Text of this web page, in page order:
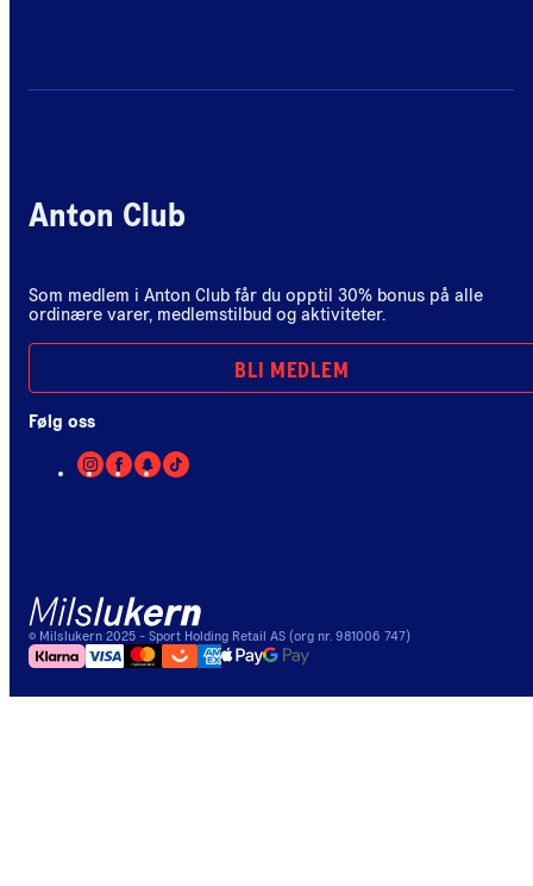
Anton Club
Som medlem i Anton Club får du opptil 30% bonus på alle
ordinære varer, medlemstilbud og aktiviteter.
BLI MEDLEM
Følg oss
© Milslukern 2025 - Sport Holding Retail AS (org nr. 981006 747)